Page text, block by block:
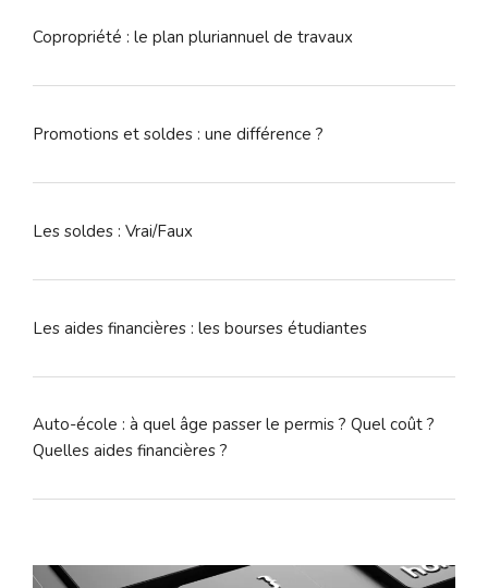
Copropriété : le plan pluriannuel de travaux
Promotions et soldes : une différence ?
Les soldes : Vrai/Faux
Les aides financières : les bourses étudiantes
Auto-école : à quel âge passer le permis ? Quel coût ?
Quelles aides financières ?